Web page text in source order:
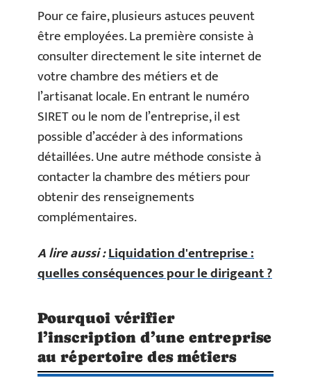
Pour ce faire, plusieurs astuces peuvent
être employées. La première consiste à
consulter directement le site internet de
votre chambre des métiers et de
l’artisanat locale. En entrant le numéro
SIRET ou le nom de l’entreprise, il est
possible d’accéder à des informations
détaillées. Une autre méthode consiste à
contacter la chambre des métiers pour
obtenir des renseignements
complémentaires.
A lire aussi :Liquidation d'entreprise :
quelles conséquences pour le dirigeant ?
Pourquoi vérifier
l’inscription d’une entreprise
au répertoire des métiers